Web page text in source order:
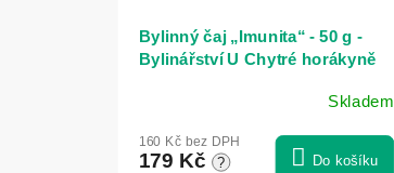
Bylinný čaj „Imunita“ - 50 g -
Bylinářství U Chytré horákyně
Skladem
160 Kč bez DPH
179 Kč ? Do košíku